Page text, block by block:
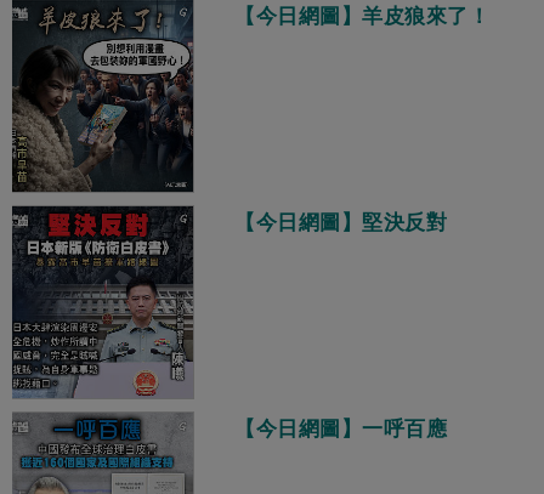
【今日網圖】羊皮狼來了！
【今日網圖】堅決反對
【今日網圖】一呼百應